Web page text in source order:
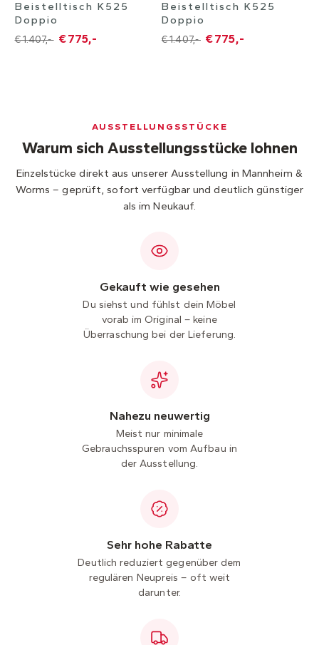
Beistelltisch K525
Doppio
€ 1.407,- € 775,-
Beistelltisch K525
Doppio
€ 1.407,- € 775,-
AUSSTELLUNGSSTÜCKE
Warum sich Ausstellungsstücke lohnen
Einzelstücke direkt aus unserer Ausstellung in Mannheim &
Worms – geprüft, sofort verfügbar und deutlich günstiger
als im Neukauf.
Gekauft wie gesehen
Du siehst und fühlst dein Möbel
vorab im Original – keine
Überraschung bei der Lieferung.
Nahezu neuwertig
Meist nur minimale
Gebrauchsspuren vom Aufbau in
der Ausstellung.
Sehr hohe Rabatte
Deutlich reduziert gegenüber dem
regulären Neupreis – oft weit
darunter.